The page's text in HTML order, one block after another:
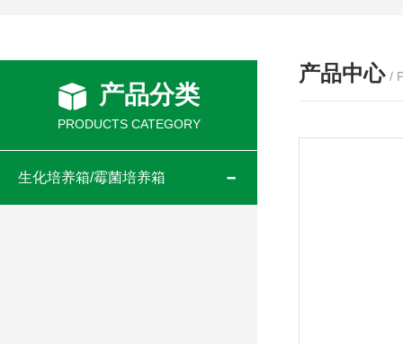
产品分类
PRODUCTS CATEGORY
生化培养箱/霉菌培养箱
产品中心 /